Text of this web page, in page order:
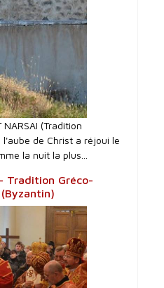
NARSAI (Tradition
de Christ a réjoui le
la nuit la plus...
Tradition Gréco-